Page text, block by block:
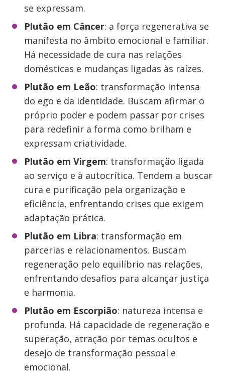
se expressam.
Plutão em Câncer: a força regenerativa se
manifesta no âmbito emocional e familiar.
Há necessidade de cura nas relações
domésticas e mudanças ligadas às raízes.
Plutão em Leão: transformação intensa
do ego e da identidade. Buscam afirmar o
próprio poder e podem passar por crises
para redefinir a forma como brilham e
expressam criatividade.
Plutão em Virgem: transformação ligada
ao serviço e à autocrítica. Tendem a buscar
cura e purificação pela organização e
eficiência, enfrentando crises que exigem
adaptação prática.
Plutão em Libra: transformação em
parcerias e relacionamentos. Buscam
regeneração pelo equilíbrio nas relações,
enfrentando desafios para alcançar justiça
e harmonia.
Plutão em Escorpião: natureza intensa e
profunda. Há capacidade de regeneração e
superação, atração por temas ocultos e
desejo de transformação pessoal e
emocional.